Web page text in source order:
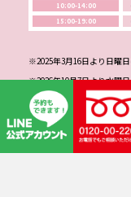
10:00-14:00
15:00-19:00
※2025年3月16日より日曜
※2026年10月7日より水曜
来院時は下記の3項目（①
❶美容外科手術（